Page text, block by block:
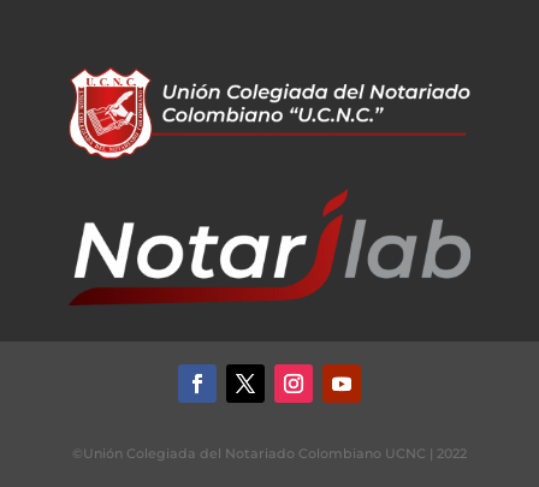
©Unión Colegiada del Notariado Colombiano UCNC | 2022